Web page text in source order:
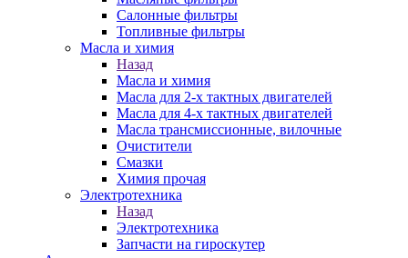
Салонные фильтры
Топливные фильтры
Масла и химия
Назад
Масла и химия
Масла для 2-х тактных двигателей
Масла для 4-х тактных двигателей
Масла трансмиссионные, вилочные
Очистители
Смазки
Химия прочая
Электротехника
Назад
Электротехника
Запчасти на гироскутер